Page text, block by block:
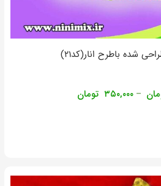
شده باطرح انار(کد۲۱)
– ۳۵۰,۰۰۰ تومان